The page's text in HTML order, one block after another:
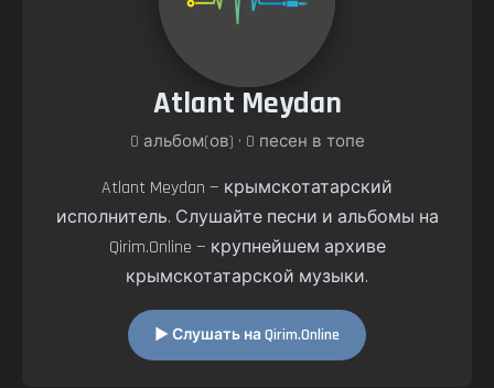
Atlant Meydan
0 альбом(ов) • 0 песен в топе
Atlant Meydan — крымскотатарский
исполнитель. Слушайте песни и альбомы на
Qirim.Online — крупнейшем архиве
крымскотатарской музыки.
▶ Слушать на Qirim.Online